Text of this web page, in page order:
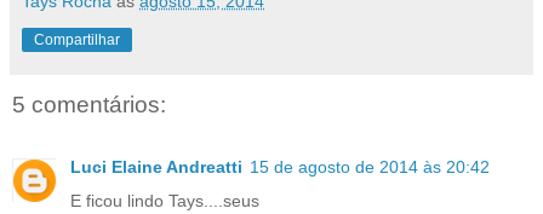
Compartilhar
5 comentários:
Luci Elaine Andreatti 15 de agosto de 2014 às 20:42
E ficou lindo Tays....seus